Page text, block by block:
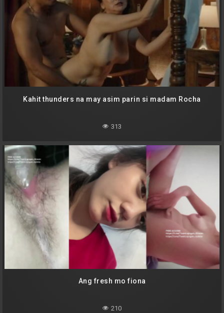
Kahit thunders na may asim parin si madam Rocha
313
Ang fresh mo fiona
210